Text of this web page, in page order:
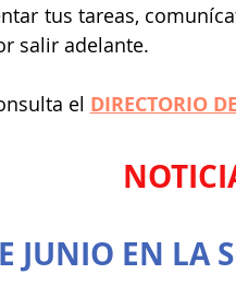
tus tareas,
salir adelante.
el DIRECTORIO
JUNIO EN LA